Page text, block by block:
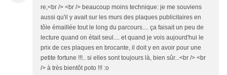
re,<br /> <br /> beaucoup moins technique: je me souviens
aussi qu'il y avait sur les murs des plaques publicitaires en
tôle émaillée tout le long du parcours.... ça faisait un peu de
lecture quand on était seul.... et quand je vois aujourd'hui le
prix de ces plaques en brocante, il doit y en avoir pour une
petite fortune !!!.. si elles sont toujours là, bien sûr...<br /> <br
/> à très bientôt poto !!! :o